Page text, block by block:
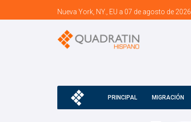
Nueva York, NY., EU a 07 de agosto de 2026
PRINCIPAL MIGRACIÓN